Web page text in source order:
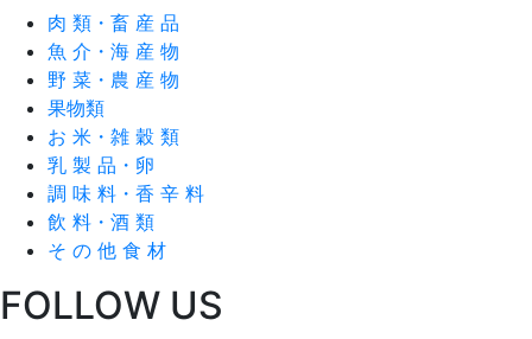
肉 類・畜 産 品
魚 介・海 産 物
野 菜・農 産 物
果物類
お 米・雑 穀 類
乳 製 品・卵
調 味 料・香 辛 料
飲 料・酒 類
そ の 他 食 材
FOLLOW US